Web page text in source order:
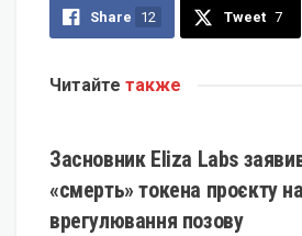
Share 12 Tweet 7
Читайте также
Засновник Eliza Labs
«смерть» токена проєкту
врегулювання позову